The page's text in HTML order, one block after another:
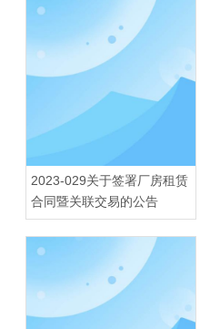
2023-029关于签署厂房租赁
合同暨关联交易的公告